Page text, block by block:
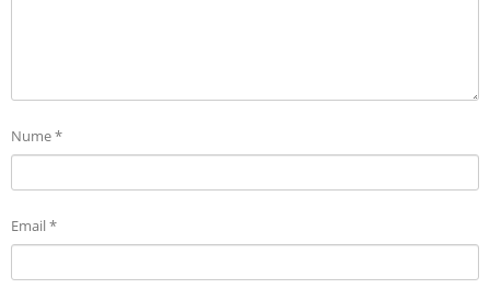
Nume*
Email*